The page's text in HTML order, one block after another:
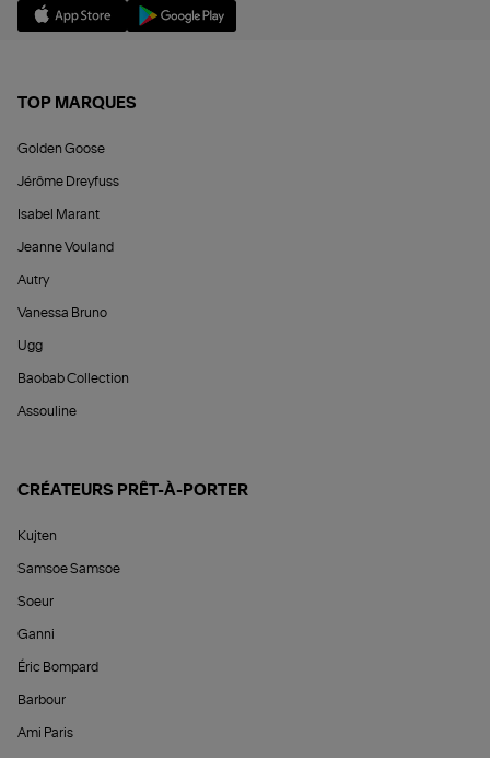
TOP MARQUES
Golden Goose
Jérôme Dreyfuss
Isabel Marant
Jeanne Vouland
Autry
Vanessa Bruno
Ugg
Baobab Collection
Assouline
CRÉATEURS PRÊT-À-PORTER
Kujten
Samsoe Samsoe
Soeur
Ganni
Éric Bompard
Barbour
Ami Paris